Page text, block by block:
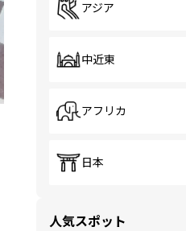
アジア
中近東
アフリカ
日本
人気スポット